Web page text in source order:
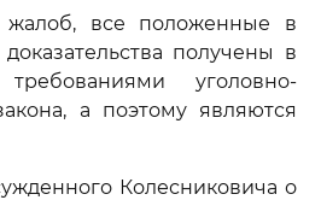
жалоб, все положенные в
получены в
уголовно-
а поэтому являются
Колесниковича о